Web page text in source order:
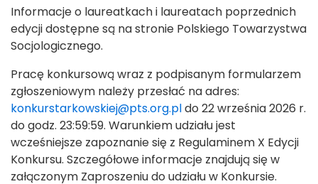
Informacje o laureatkach i laureatach poprzednich
edycji dostępne są na stronie Polskiego Towarzystwa
Socjologicznego.
Pracę konkursową wraz z podpisanym formularzem
zgłoszeniowym należy przesłać na adres:
konkurstarkowskiej@pts.org.pldo 22 września 2026 r.
do godz. 23:59:59. Warunkiem udziału jest
wcześniejsze zapoznanie się z Regulaminem X Edycji
Konkursu. Szczegółowe informacje znajdują się w
załączonym Zaproszeniu do udziału w Konkursie.